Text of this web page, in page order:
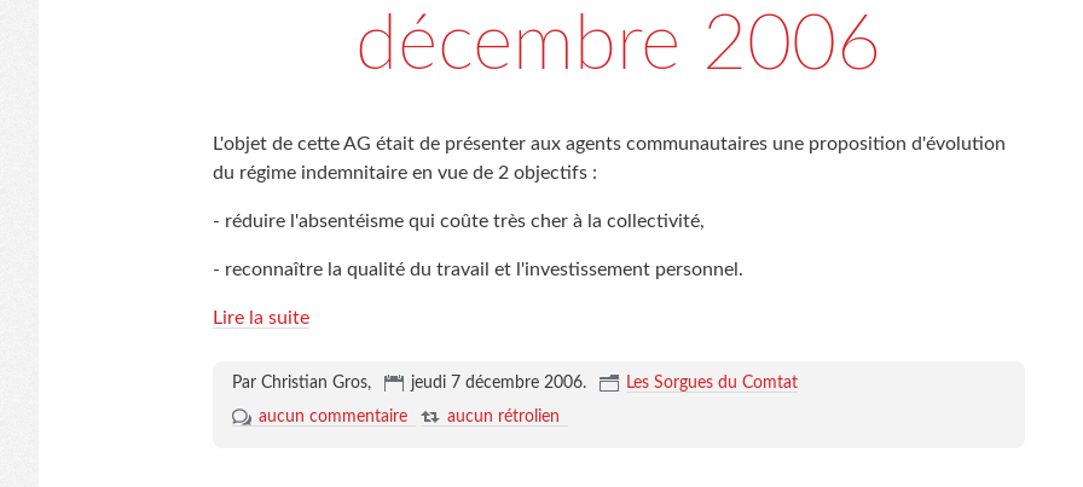
décembre 2006
L'objet de cette AG était de présenter aux agents communautaires une proposition d'évolution
du régime indemnitaire en vue de 2 objectifs :
- réduire l'absentéisme qui coûte très cher à la collectivité,
- reconnaître la qualité du travail et l'investissement personnel.
Lire la suite
Par Christian Gros, jeudi 7 décembre 2006.
Les Sorgues du Comtat
aucun commentaire
aucun rétrolien